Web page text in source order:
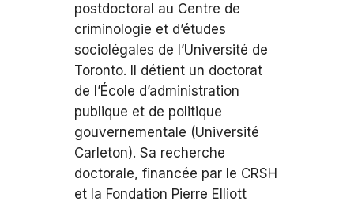
postdoctoral au Centre de
criminologie et d’études
sociolégales de l’Université de
Toronto. Il détient un doctorat
de l’École d’administration
publique et de politique
gouvernementale (Université
Carleton). Sa recherche
doctorale, financée par le CRSH
et la Fondation Pierre Elliott